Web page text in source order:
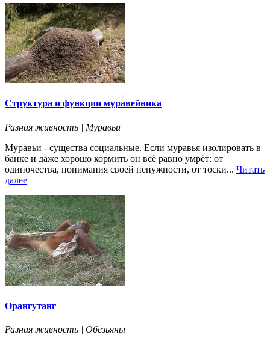
Структура и функции муравейника
Разная живность | Муравьи
Муравьи - существа социальные. Если муравья изолировать в
банке и даже хорошо кормить он всё равно умрёт: от
одиночества, понимания своей ненужности, от тоски... Читать
далее
Орангутанг
Разная живность | Обезьяны